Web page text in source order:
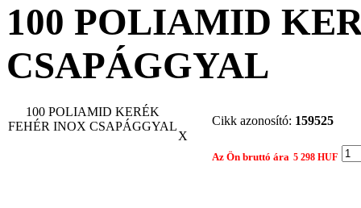
100 POLIAMID
CSAPÁGGYAL
X
100 POLIAMID KERÉK
FEHÉR INOX CSAPÁGGYAL
Cikk azonosító: 159525
Az Ön bruttó ára 5 298 HUF